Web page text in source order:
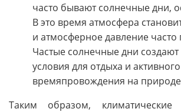
часто бывают солнечные дни,
В это время атмосфера
и атмосферное давление
Частые солнечные дни
условия для отдыха и активного
времяпровождения на
Таким образом, климатические